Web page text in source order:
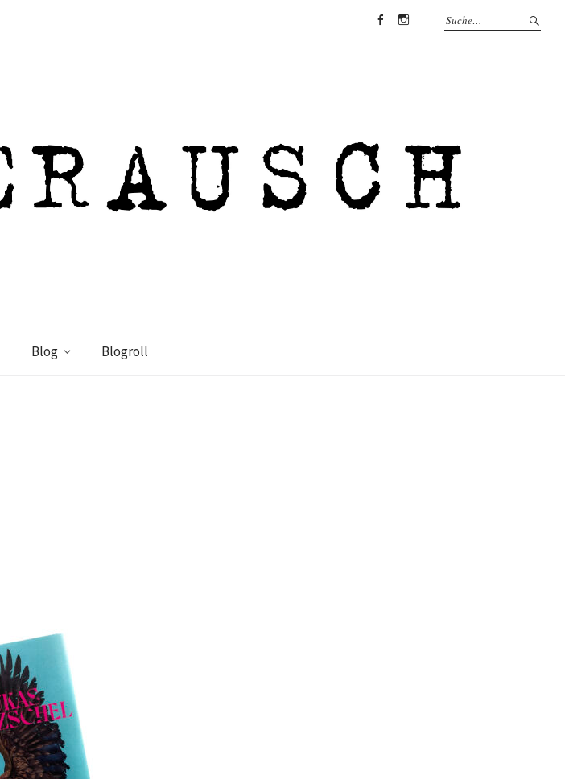
Blog Blogroll